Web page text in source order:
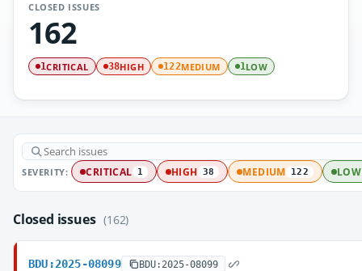
CLOSED ISSUES
162
1CRITICAL 38HIGH 122MEDIUM 1LOW
SEVERITY: CRITICAL 1 HIGH 38 MEDIUM 122 LOW
Closed issues (162)
BDU:2025-08099 BDU:2025-08099